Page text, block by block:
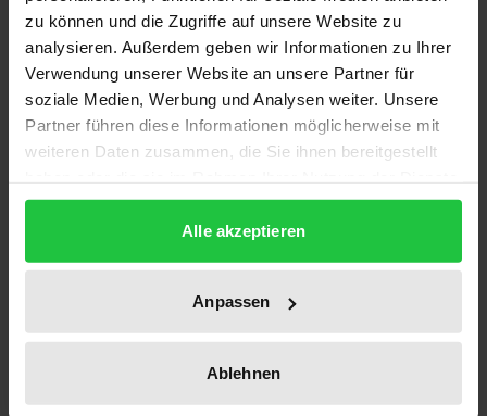
zu können und die Zugriffe auf unsere Website zu
analysieren. Außerdem geben wir Informationen zu Ihrer
Verwendung unserer Website an unsere Partner für
soziale Medien, Werbung und Analysen weiter. Unsere
Partner führen diese Informationen möglicherweise mit
weiteren Daten zusammen, die Sie ihnen bereitgestellt
gesammelt haben.
Alle akzeptieren
Anpassen
Ablehnen
Edition
1
ISBN
978-3-7890-1738-4
Year of Publication
Nomos